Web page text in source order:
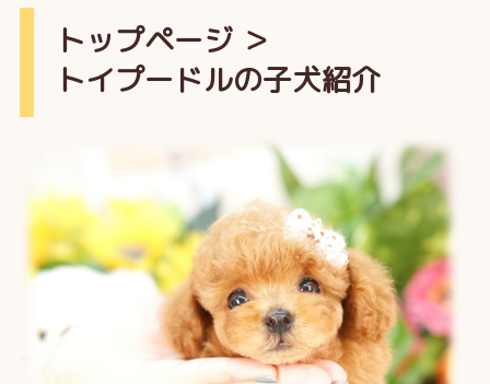
トップページ＞
トイプードルの子犬紹介